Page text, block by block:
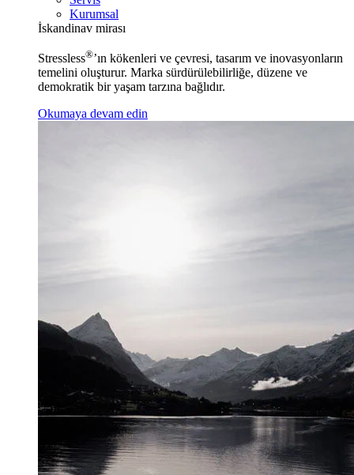
Kurumsal
İskandinav mirası
Stressless®’ın kökenleri ve çevresi, tasarım ve inovasyonların
temelini oluşturur. Marka sürdürülebilirliğe, düzene ve
demokratik bir yaşam tarzına bağlıdır.
Okumaya devam edin